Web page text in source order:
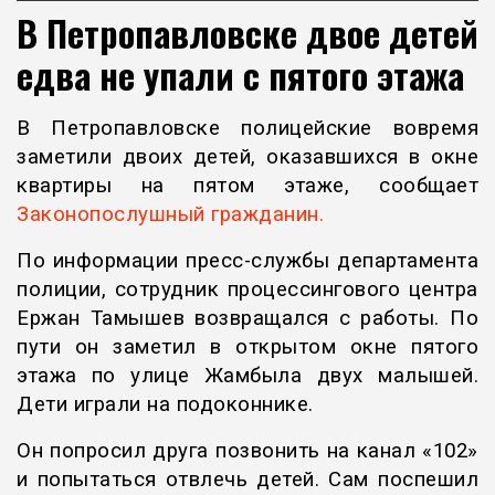
В Петропавловске двое детей
едва не упали с пятого этажа
В Петропавловске полицейские вовремя
заметили двоих детей, оказавшихся в окне
квартиры на пятом этаже, сообщает
Законопослушный гражданин.
По информации пресс-службы департамента
полиции, сотрудник процессингового центра
Ержан Тамышев возвращался с работы. По
пути он заметил в открытом окне пятого
этажа по улице Жамбыла двух малышей.
Дети играли на подоконнике.
Он попросил друга позвонить на канал «102»
и попытаться отвлечь детей. Сам поспешил